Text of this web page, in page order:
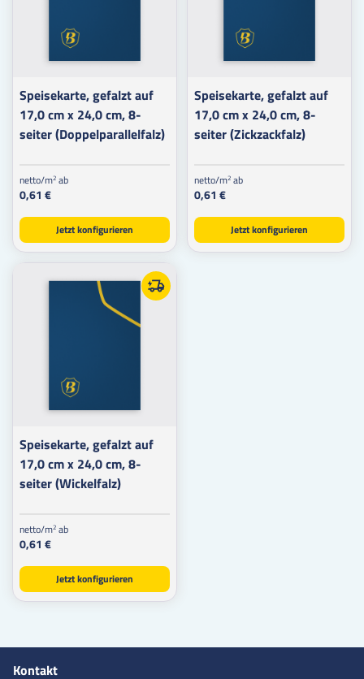
Speisekarte, gefalzt auf
17,0 cm x 24,0 cm, 8-
seiter (Doppelparallelfalz)
netto/m2 ab
0,61 €
Jetzt konfigurieren
Speisekarte, gefalzt auf
17,0 cm x 24,0 cm, 8-
seiter (Zickzackfalz)
netto/m2 ab
0,61 €
Jetzt konfigurieren
Speisekarte, gefalzt auf
17,0 cm x 24,0 cm, 8-
seiter (Wickelfalz)
netto/m2 ab
0,61 €
Jetzt konfigurieren
Kontakt